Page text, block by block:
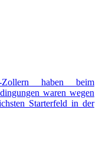
haben beim
waren wegen
Starterfeld in der